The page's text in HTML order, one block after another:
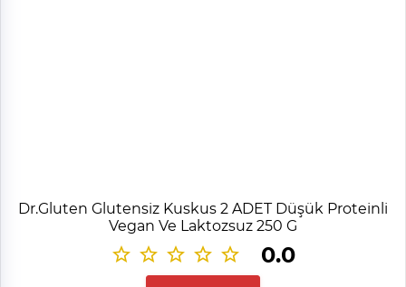
Dr.Gluten Glutensiz Kuskus 2 ADET Düşük Proteinli
Vegan Ve Laktozsuz 250 G
0.0